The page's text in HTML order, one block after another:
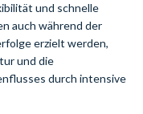
und schnelle
auch während der
erzielt werden,
und die
durch intensive